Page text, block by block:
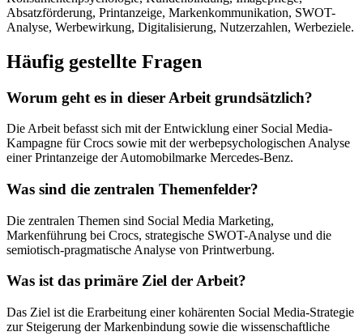
Absatzförderung, Printanzeige, Markenkommunikation, SWOT-
Analyse, Werbewirkung, Digitalisierung, Nutzerzahlen, Werbeziele.
Häufig gestellte Fragen
Worum geht es in dieser Arbeit grundsätzlich?
Die Arbeit befasst sich mit der Entwicklung einer Social Media-
Kampagne für Crocs sowie mit der werbepsychologischen Analyse
einer Printanzeige der Automobilmarke Mercedes-Benz.
Was sind die zentralen Themenfelder?
Die zentralen Themen sind Social Media Marketing,
Markenführung bei Crocs, strategische SWOT-Analyse und die
semiotisch-pragmatische Analyse von Printwerbung.
Was ist das primäre Ziel der Arbeit?
Das Ziel ist die Erarbeitung einer kohärenten Social Media-Strategie
zur Steigerung der Markenbindung sowie die wissenschaftliche